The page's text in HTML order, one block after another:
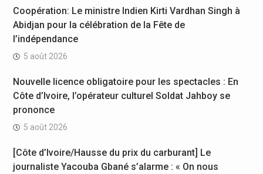
Coopération: Le ministre Indien Kirti Vardhan Singh à
Abidjan pour la célébration de la Fête de
l’indépendance
5 août 2026
Nouvelle licence obligatoire pour les spectacles : En
Côte d’Ivoire, l’opérateur culturel Soldat Jahboy se
prononce
5 août 2026
[Côte d’Ivoire/Hausse du prix du carburant] Le
journaliste Yacouba Gbané s’alarme : « On nous